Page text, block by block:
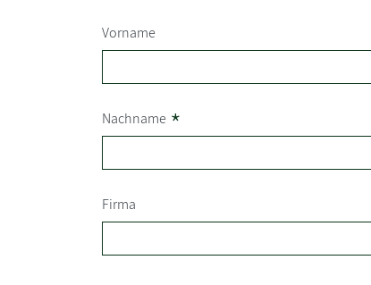
Vorname
Nachname *
Firma